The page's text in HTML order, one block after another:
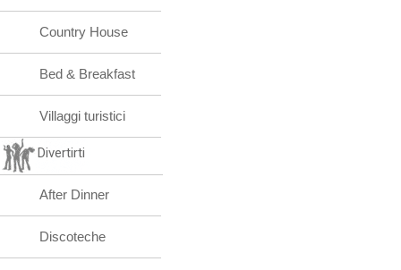
Country House
Bed & Breakfast
Villaggi turistici
Divertirti
After Dinner
Discoteche